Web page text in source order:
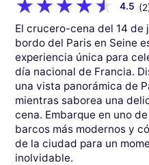
4.5
El crucero-cena del 14 de
bordo del Paris en Seine
experiencia única para
día nacional de Francia.
una vista panorámica de
mientras saborea una
cena. Embarque en uno
barcos más modernos y
de la ciudad para un
inolvidable.